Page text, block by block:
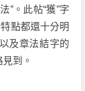
”。此帖“獲”字
點都還十分明
及章法結字的
到。